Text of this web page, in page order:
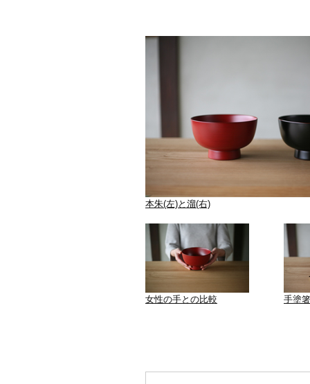
本朱(左)と溜(右)
女性の手との比較 手塗箸